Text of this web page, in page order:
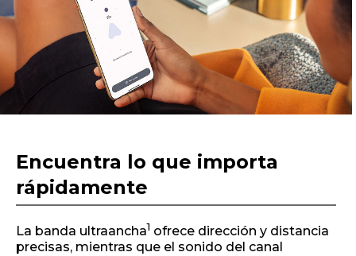
o
Encuentra lo que importa
rápidamente
La banda ultraancha1 ofrece dirección y distancia
precisas, mientras que el sonido del canal